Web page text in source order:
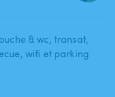
& wc​,​ transat​,​
wifi et parking